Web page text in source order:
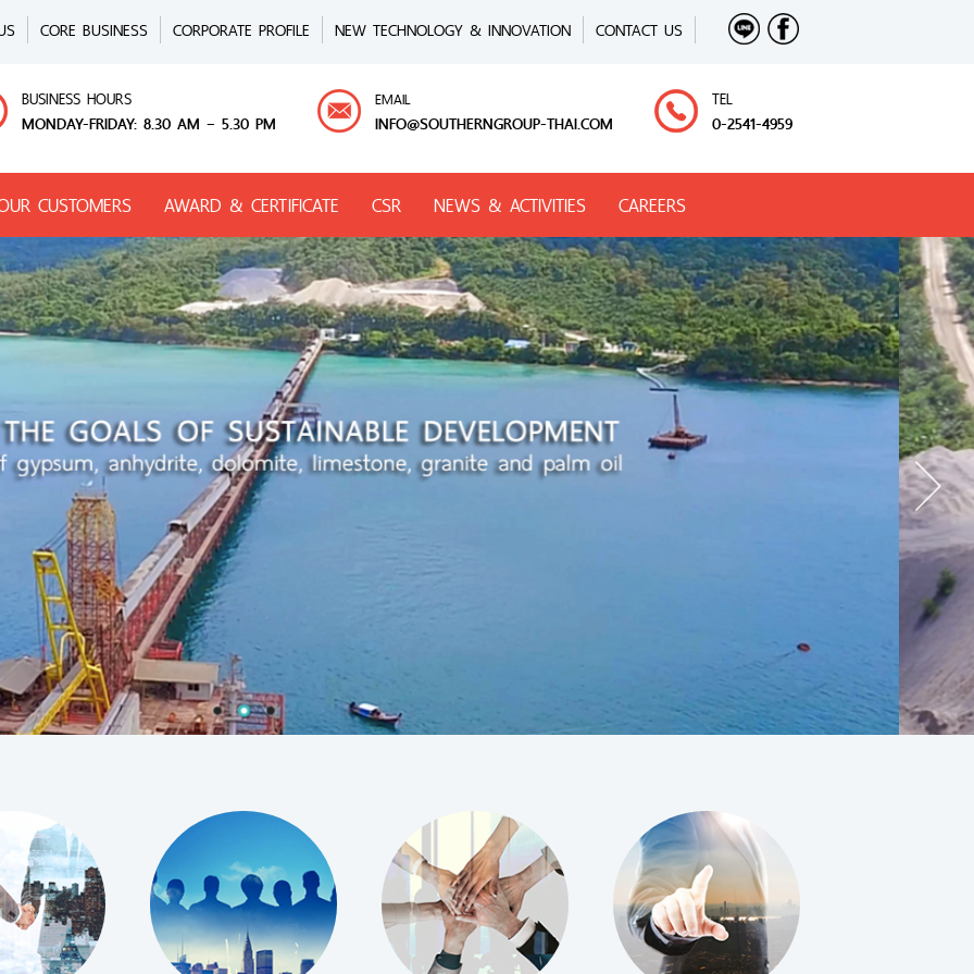
CORE BUSINESS CORPORATE PROFILE NEW TECHNOLOGY & INNOVATION CONTACT US
BUSINESS HOURS
MONDAY-FRIDAY: 8.30 AM – 5.30 PM
EMAIL
INFO@SOUTHERNGROUP-THAI.COM
TEL
0-2541-4959
CUSTOMERS AWARD & CERTIFICATE CSR NEWS & ACTIVITIES CAREERS